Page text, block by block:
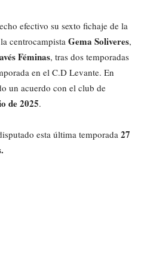
efectivo su sexto fichaje de la
centrocampista Gema Soliveres,
Féminas, tras dos temporadas
en el C.D Levante. En
un acuerdo con el club de
de 2025.
esta última temporada 27